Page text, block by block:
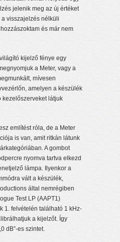
jelenik meg az új értéket
visszajelzés nélküli
és már nem
kijelző fénye egy
a Meter, vagy a
mívesen
amelyen a készülék
látjuk
említést róla, de a Meter
is van, amit ritkán látunk
A gombot
nyomva tartva elkezd
lámpa. Ilyenkor a
vált a készülék,
által nemrégiben
Test LP (AAPT1)
1. felvételén található 1 kHz-
a kijelzőt. Így
dB”-es szintet.